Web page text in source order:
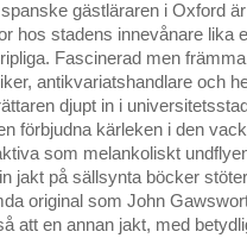
gästläraren i Oxford
hos stadens innevånare lika
Fascinerad men
antikvariatshandlare och
djupt in i
förbjudna kärleken i den
som melankoliskt
jakt på sällsynta böcker
original som John
att en annan jakt, med